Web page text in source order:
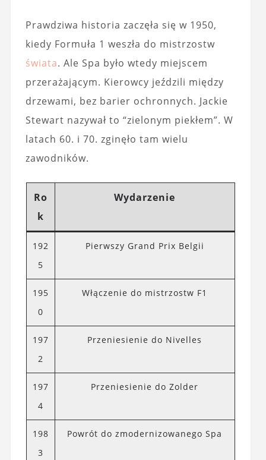
Prawdziwa historia zaczęła się w 1950,
kiedy Formuła 1 weszła do mistrzostw
świata. Ale Spa było wtedy miejscem
przerażającym. Kierowcy jeździli między
drzewami, bez barier ochronnych. Jackie
Stewart nazywał to “zielonym piekłem”. W
latach 60. i 70. zginęło tam wielu
zawodników.
Ro
k
Wydarzenie
192
5
Pierwszy Grand Prix Belgii
195
0
Włączenie do mistrzostw F1
197
2
Przeniesienie do Nivelles
197
4
Przeniesienie do Zolder
198
3
Powrót do zmodernizowanego Spa